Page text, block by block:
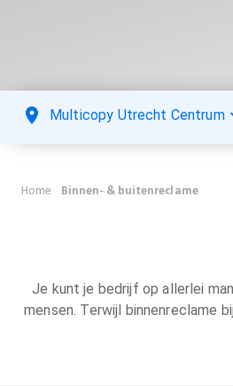
Multicopy Utrecht Centrum
Home Binnen- & buitenreclame
Je kunt je bedrijf op allerlei
mensen. Terwijl binnenreclame